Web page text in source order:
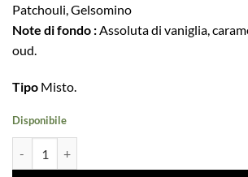
Patchouli, Gelsomino
Note di fondo : Assoluta di vaniglia,
oud.
Tipo Misto.
Disponibile